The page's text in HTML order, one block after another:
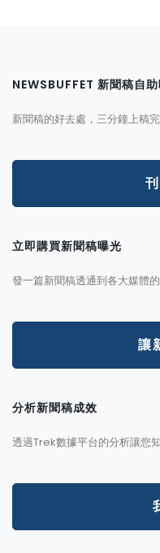
NEWSBUFFET 新聞稿自
新聞稿的好去處，三分鐘上稿
立即購買新聞稿曝光
發一篇新聞稿透通到各大媒體
讓
分析新聞稿成效
透過Trek數據平台的分析讓您